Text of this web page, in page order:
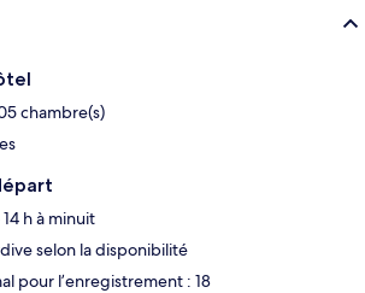
chambre(s)
h à minuit
selon la disponibilité
pour l’enregistrement : 18